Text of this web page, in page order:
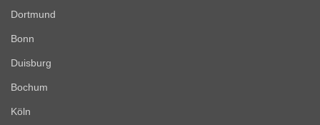
Dortmund
Bonn
Duisburg
Bochum
Köln